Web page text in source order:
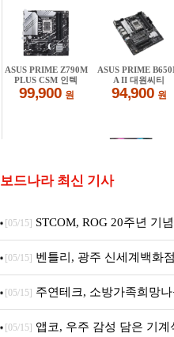
보드나라 최신 기사
[05/15] STCOM, ROG 20주년 기
Crosshair X870E EDITION 20
[05/15] 벤틀리, 광주 신세계백화
픈
[05/15] 주연테크, 소방가족희망
니터·스마트 펫 침대 기부
[05/15] 앱코, 우주 감성 담은 기